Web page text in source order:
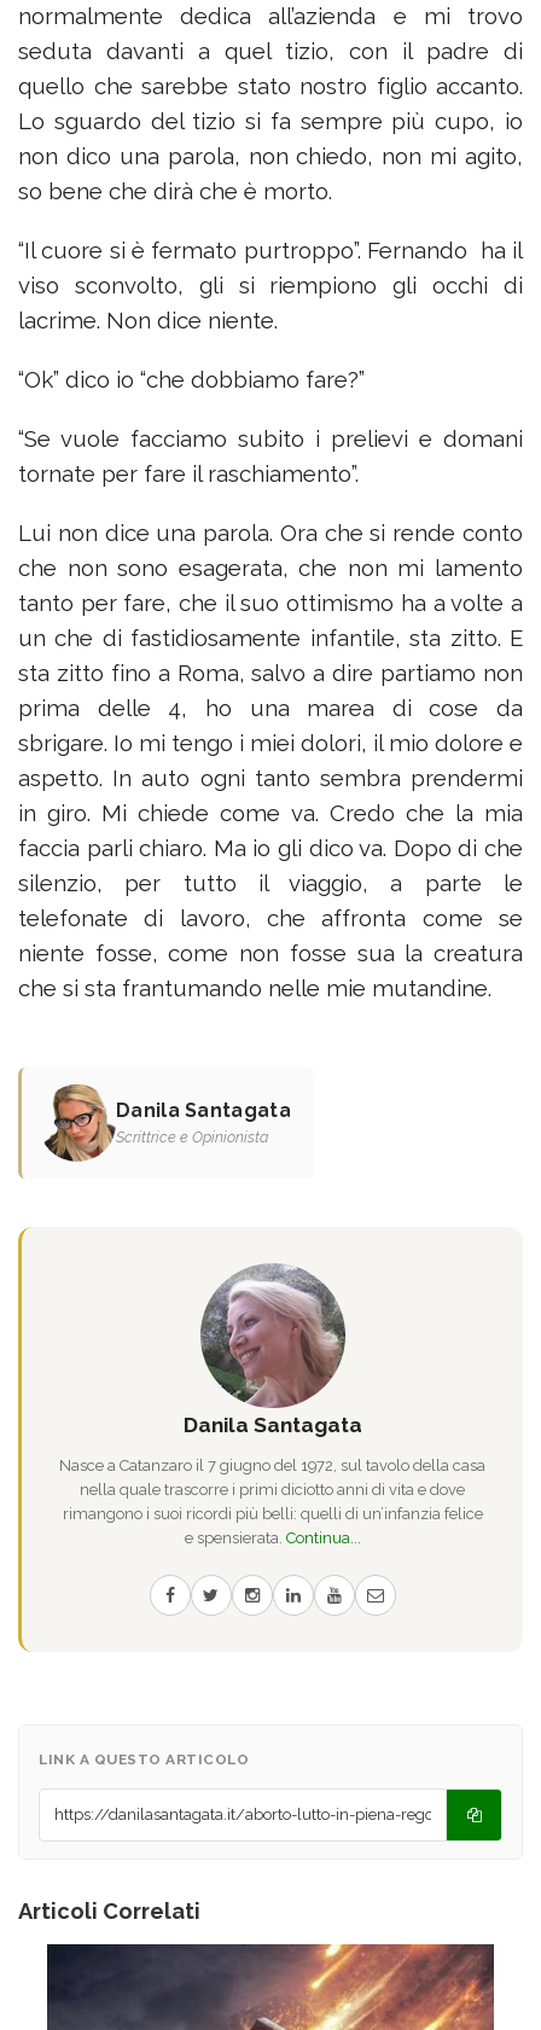
normalmente dedica all’azienda e mi trovo
seduta davanti a quel tizio, con il padre di
quello che sarebbe stato nostro figlio accanto.
Lo sguardo del tizio si fa sempre più cupo, io
non dico una parola, non chiedo, non mi agito,
so bene che dirà che è morto.
“Il cuore si è fermato purtroppo”. Fernando ha il
viso sconvolto, gli si riempiono gli occhi di
lacrime. Non dice niente.
“Ok” dico io “che dobbiamo fare?”
“Se vuole facciamo subito i prelievi e domani
tornate per fare il raschiamento”.
Lui non dice una parola. Ora che si rende conto
che non sono esagerata, che non mi lamento
tanto per fare, che il suo ottimismo ha a volte a
un che di fastidiosamente infantile, sta zitto. E
sta zitto fino a Roma, salvo a dire partiamo non
prima delle 4, ho una marea di cose da
sbrigare. Io mi tengo i miei dolori, il mio dolore e
aspetto. In auto ogni tanto sembra prendermi
in giro. Mi chiede come va. Credo che la mia
faccia parli chiaro. Ma io gli dico va. Dopo di che
silenzio, per tutto il viaggio, a parte le
telefonate di lavoro, che affronta come se
niente fosse, come non fosse sua la creatura
che si sta frantumando nelle mie mutandine.
Danila Santagata
Scrittrice e Opinionista
Danila Santagata
Nasce a Catanzaro il 7 giugno del 1972, sul tavolo della casa
nella quale trascorre i primi diciotto anni di vita e dove
rimangono i suoi ricordi più belli: quelli di un’infanzia felice
e spensierata. Continua...
LINK A QUESTO ARTICOLO
Articoli Correlati